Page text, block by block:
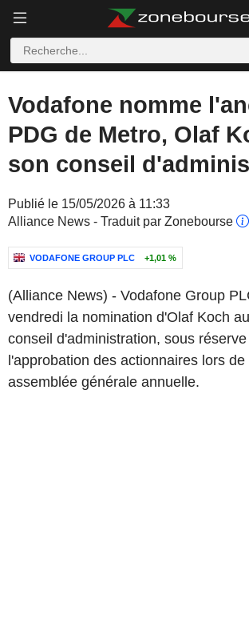
Vodafone nomme
PDG de Metro, Olaf
son conseil
Publié le 15/05/2026 à 11:33
Alliance News - Traduit par Zonebourse
VODAFONE GROUP PLC +1,01 %
(Alliance News) - Vodafone Group
vendredi la nomination d'Olaf Koch
conseil d'administration, sous
l'approbation des actionnaires lors
assemblée générale annuelle.